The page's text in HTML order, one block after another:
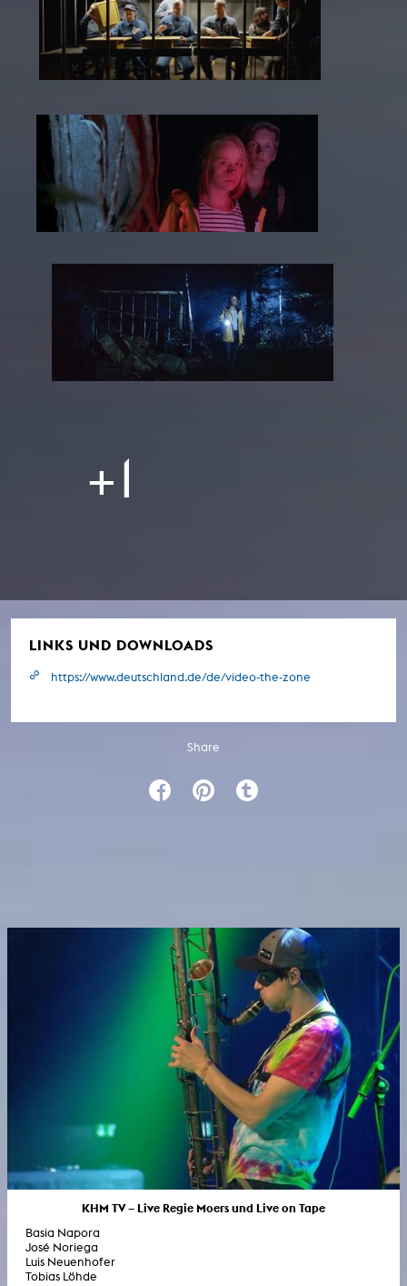
+1
LINKS UND DOWNLOADS
https://www.deutschland.de/de/video-the-zone
Share
KHM TV – Live Regie Moers und Live on Tape
Basia Napora
José Noriega
Luis Neuenhofer
Tobias Löhde